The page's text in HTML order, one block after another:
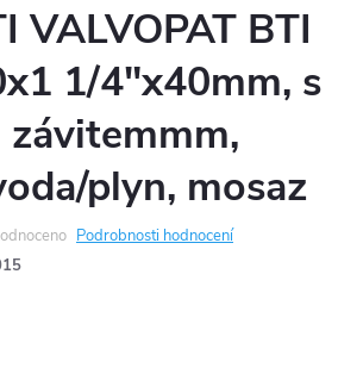
VALVOPAT BTI
1/4"x40mm, s
plyn, mosaz
Podrobnosti hodnocení